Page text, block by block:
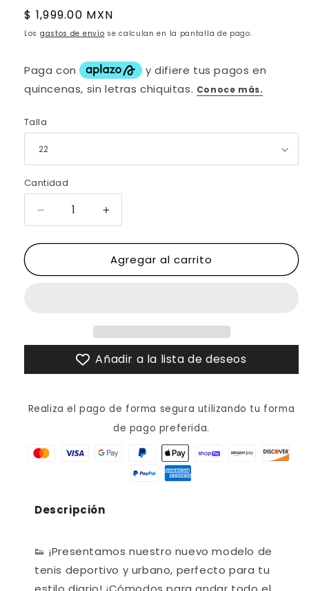
Precio
habitual
$ 1,999.00 MXN
Los gastos de envío se calculan en la pantalla de pago.
Talla
Cantidad
Reducir
cantidad
para
SNEAKER
TOSKA
201
TSK201TN
Aumentar
cantidad
para
TENIS
SNEAKER
TOSKA
MOD
201
TSK201TN
Agregar al carrito
Añadir a la lista de deseos
Realiza el pago de forma segura utilizando tu forma
de pago preferida.
Descripción
👟 ¡Presentamos nuestro nuevo modelo de
tenis deportivo y urbano, perfecto para tu